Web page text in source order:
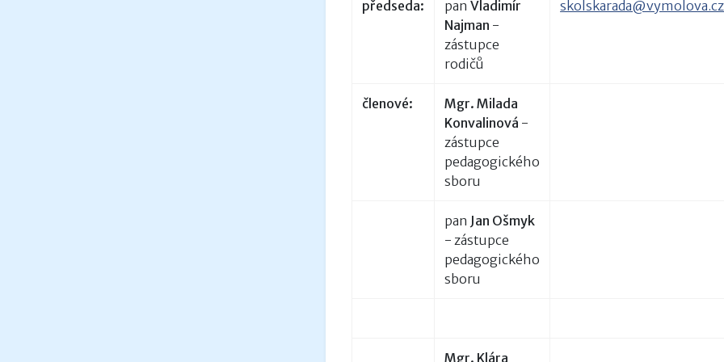
předseda: panVladimír
Najman -
zástupce
rodičů
skolskarada@vymolova.cz
členové:
Mgr. Milada
Konvalinová -
zástupce
pedagogického
sboru
pan Jan Ošmyk
- zástupce
pedagogického
sboru
Mgr. Klára